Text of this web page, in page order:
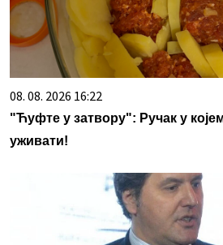
08. 08. 2026 16:22
"Ћуфте у затвору": Ручак у
уживати!